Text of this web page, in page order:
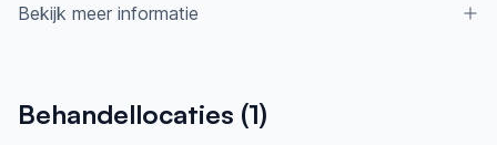
Bekijk meer informatie
2020
Behandellocaties (1)